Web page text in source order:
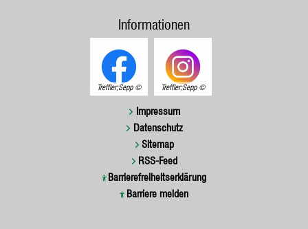
Informationen
Treffler;Sepp Treffler;Sepp
Impressum
Datenschutz
Sitemap
RSS-Feed
Barrierefreiheitserklärung
Barriere melden